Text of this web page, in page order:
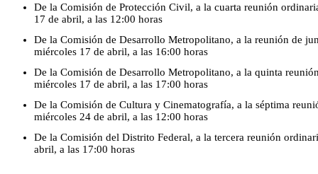
De la Comisión de Protección Civil, a la cuarta reunión
17 de abril, a las 12:00 horas
De la Comisión de Desarrollo Metropolitano, a la reunión de
miércoles 17 de abril, a las 16:00 horas
De la Comisión de Desarrollo Metropolitano, a la quinta
miércoles 17 de abril, a las 17:00 horas
De la Comisión de Cultura y Cinematografía, a la séptima
miércoles 24 de abril, a las 12:00 horas
De la Comisión del Distrito Federal, a la tercera reunión
abril, a las 17:00 horas